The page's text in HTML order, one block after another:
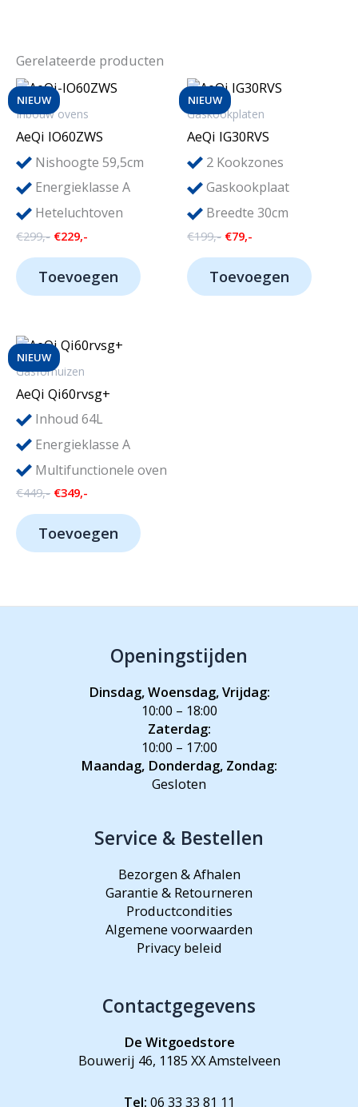
Gerelateerde producten
NIEUW
Inbouw ovens
AeQi IO60ZWS
Nishoogte 59,5cm
Energieklasse A
Heteluchtoven
€299,- Oorspronkelijke
€299,-.
€229,-
€229,-.
Toevoegen
NIEUW
Gaskookplaten
AeQi IG30RVS
2 Kookzones
Gaskookplaat
Breedte 30cm
€199,- Oorspronkelijke
€199,-.
€79,-
€79,-.
Toevoegen
NIEUW
Gasfornuizen
AeQi Qi60rvsg+
Inhoud 64L
Energieklasse A
Multifunctionele oven
€449,- Oorspronkelijke
€449,-.
€349,-
€349,-.
Toevoegen
Openingstijden
Dinsdag, Woensdag, Vrijdag:
10:00 – 18:00
Zaterdag:
10:00 – 17:00
Maandag, Donderdag, Zondag:
Gesloten
Service & Bestellen
Bezorgen & Afhalen
Garantie & Retourneren
Productcondities
Algemene voorwaarden
Privacy beleid
Contactgegevens
De Witgoedstore
Bouwerij 46, 1185 XX Amstelveen
Tel: 06 33 33 81 11